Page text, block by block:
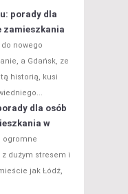
porady dla
zamieszkania
nowego
a Gdańsk, ze
historią, kusi
dla osób
w
ogromne
dużym stresem i
jak Łódź,